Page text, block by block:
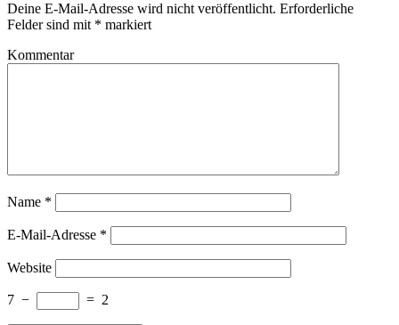
Deine E-Mail-Adresse wird nicht veröffentlicht. Erforderliche
Felder sind mit * markiert
Kommentar
Name *
E-Mail-Adresse *
Website
7 − = 2